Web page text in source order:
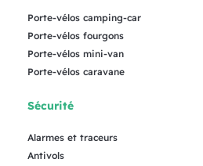
Porte-vélos camping-car
Porte-vélos fourgons
Porte-vélos mini-van
Porte-vélos caravane
Sécurité
Alarmes et traceurs
Antivols